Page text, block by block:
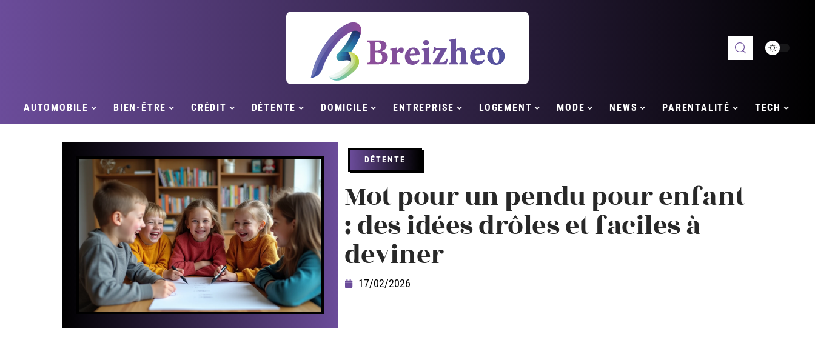
AUTOMOBILE BIEN-ÊTRE CRÉDIT DÉTENTE DOMICILE ENTREPRISE LOGEMENT MODE NEWS PARENTALITÉ TECH
DÉTENTE
Mot pour un pendu pour enfant
: des idées drôles et faciles à
deviner
17/02/2026